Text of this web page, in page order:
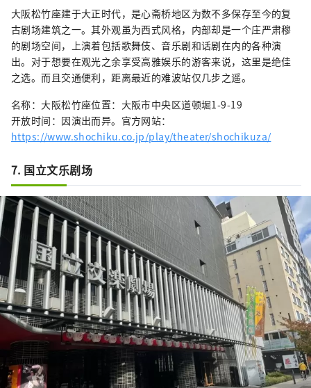
大阪松竹座建于大正时代，是心斋桥地区为数不多保存至今的复
古剧场建筑之一。其外观虽为西式风格，内部却是一个庄严肃穆
的剧场空间，上演着包括歌舞伎、音乐剧和话剧在内的各种演
出。对于想要在观光之余享受高雅娱乐的游客来说，这里是绝佳
之选。而且交通便利，距离最近的难波站仅几步之遥。
名称：大阪松竹座位置：大阪市中央区道顿堀1-9-19
开放时间：因演出而异。官方网站：
https://www.shochiku.co.jp/play/theater/shochikuza/
7. 国立文乐剧场